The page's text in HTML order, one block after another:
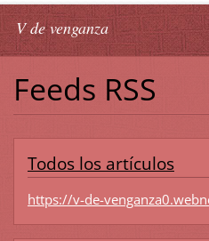
V de venganza
Feeds RSS
Todos los artículos
https://v-de-